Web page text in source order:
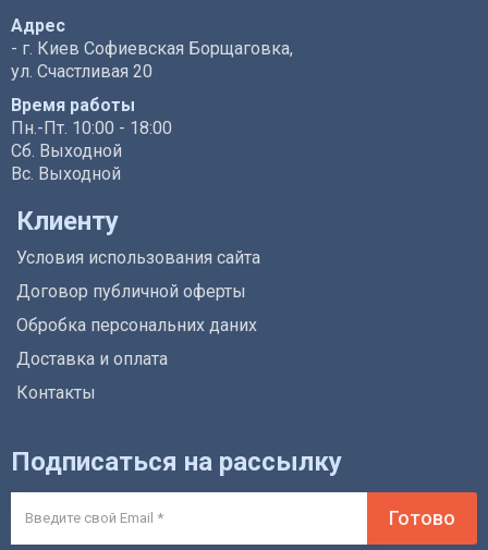
Адрес
- г. Киев Софиевская Борщаговка,
ул. Счастливая 20
Время работы
Пн.-Пт. 10:00 - 18:00
Сб. Выходной
Вс. Выходной
Клиенту
Условия использования сайта
Договор публичной оферты
Обробка персональних даних
Доставка и оплата
Контакты
Подписаться на рассылку
Готово